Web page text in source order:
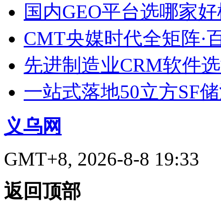
国内GEO平台选哪家
CMT央媒时代全矩阵·
先进制造业CRM软件
一站式落地50立方SF
义乌网
GMT+8, 2026-8-8 19:33
返回顶部